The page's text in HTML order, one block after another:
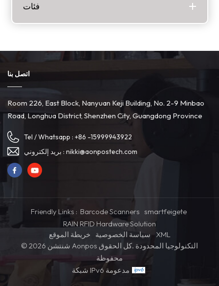
فئات
اتصل بنا
Room 226, East Block, Nanyuan Keji Building, No. 2-9 Minbao
Road, Longhua District, Shenzhen City, Guangdong Province
Tel / Whatsapp : +86 -15999943922
بريد إلكتروني : nikki@aonpostech.com
Friendly Links : Barcode Scanners smartfeigete
RAIN RFID Hardware Solution
خريطة الموقع
سياسة الخصوصية
XML
© 2026 شنتشن Aonpos التكنولوجيا المحدودة .كل الحقوق
محفوظة
شبكة IPv6 مدعومة